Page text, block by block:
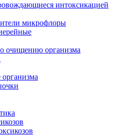
интоксикацией
микрофлоры
очищению организма